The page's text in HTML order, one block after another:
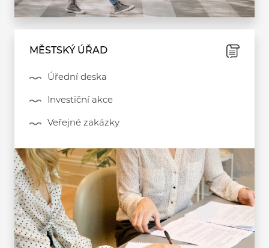
MĚSTSKÝ ÚŘAD
Úřední deska
Investiční akce
Veřejné zakázky